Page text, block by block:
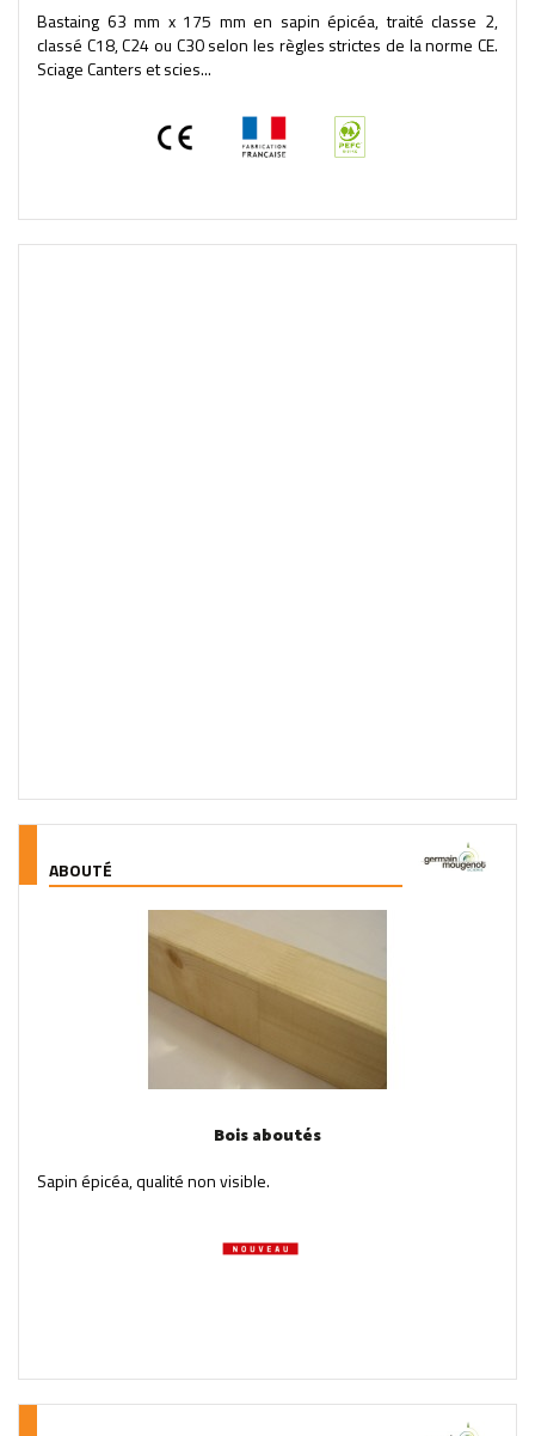
Bastaing 63 mm x 175 mm en sapin épicéa, traité classe 2,
classé C18, C24 ou C30 selon les règles strictes de la norme CE.
Sciage Canters et scies...
ABOUTÉ
Bois aboutés
Sapin épicéa, qualité non visible.